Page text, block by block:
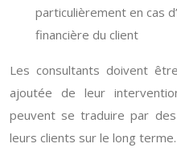
particulièrement en cas
financière du client
Les consultants doivent
ajoutée de leur
peuvent se traduire par
leurs clients sur le long terme.